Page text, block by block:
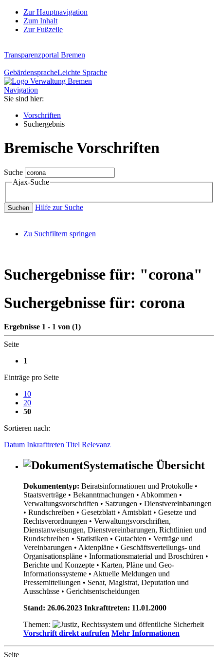
Zur Hauptnavigation
Zum Inhalt
Zur Fußzeile
Transparenzportal Bremen
GebärdenspracheLeichte Sprache
Navigation
Sie sind hier:
Vorschriften
Suchergebnis
Bremische Vorschriften
Suche
Ajax-Suche
Suchen Hilfe zur Suche
Zu Suchfiltern springen
Suchergebnisse für: "corona"
Suchergebnisse für: corona
Ergebnisse 1 - 1 von (1)
Seite
1
Einträge pro Seite
10
20
50
Sortieren nach:
Datum Inkrafttreten Titel Relevanz
Systematische Übersicht
Dokumententyp: Beiratsinformationen und Protokolle •
Staatsverträge • Bekanntmachungen • Abkommen •
Verwaltungsvorschriften • Satzungen • Dienstvereinbarungen
• Rundschreiben • Gesetzblatt • Amtsblatt • Gesetze und
Rechtsverordnungen • Verwaltungsvorschriften,
Dienstanweisungen, Dienstvereinbarungen, Richtlinien und
Rundschreiben • Statistiken • Gutachten • Verträge und
Vereinbarungen • Aktenpläne • Geschäftsverteilungs- und
Organisationspläne • Informationsmaterial und Broschüren •
Berichte und Konzepte • Karten, Pläne und Geo-
Informationssysteme • Aktuelle Meldungen und
Pressemitteilungen • Senat, Magistrat, Deputation und
Ausschüsse • Gerichtsentscheidungen
Stand: 26.06.2023 Inkrafttreten: 11.01.2000
Themen:
Vorschrift direkt aufrufen Mehr Informationen
Seite